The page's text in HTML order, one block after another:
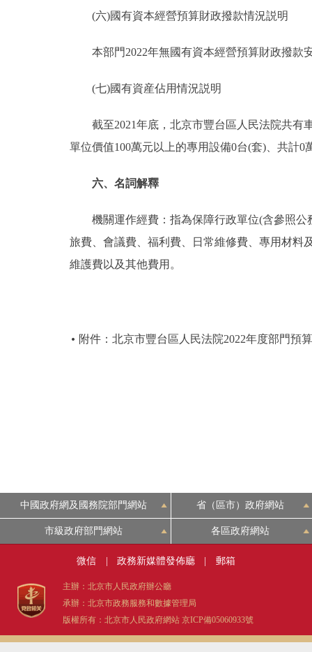
(六)國有資本經營預算財政撥款情況説明
本部門2022年無國有資本經營預算財政撥款
(七)國有資産佔用情況説明
截至2021年底，北京市豐台區人民法院共有車
單位價值100萬元以上的專用設備0台(套)、共計0
六、名詞解釋
機關運作經費：指為保障行政單位(含參照公
旅費、會議費、福利費、日常維修費、專用材料
維護費以及其他費用。
附件：北京市豐台區人民法院2022年度部門預
中國政府網及國務院部門網站 省（區市）政府網站
市級政府部門網站 各區政府網站
微信 政務新媒體發佈廳 郵箱
主辦：北京市人民政府辦公廳
承辦：北京市政務服務和數據管理局
版權所有：北京市人民政府網站 京ICP備05060933號